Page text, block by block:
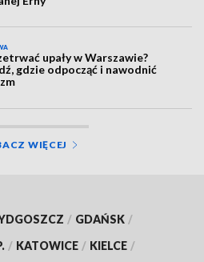
upały w Warszawie?
gdzie odpocząć i nawodnić
WIĘCEJ
/ GDAŃSK /
/ KATOWICE / KIELCE /